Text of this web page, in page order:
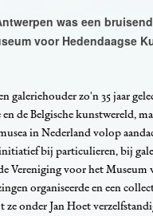
was een
voor Hedendaagse
galeriehouder zo'n 35 jaar
de Belgische kunstwereld,
in Nederland volop
bij particulieren, bij
Vereniging voor het Museum
organiseerde en een
ze onder Jan Hoet